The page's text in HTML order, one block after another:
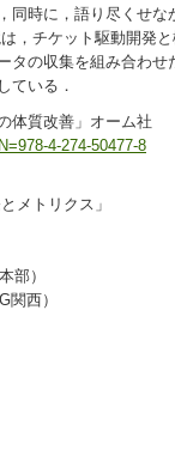
同時に，語り尽くせな
，チケット駆動開発
タの収集を組み合わせ
ている．
体質改善」オーム社
4-274-50477-8
メトリクス」
部）
西）